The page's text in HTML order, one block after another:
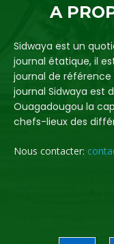
A
Sidwaya est un
journal étatique, il
journal de référence
journal Sidwaya est
Ouagadougou la
chefs-lieux des
Nous contacter: